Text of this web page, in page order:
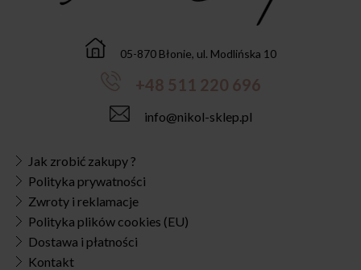
05-870 Błonie, ul. Modlińska 10
+48 511 220 696
info@nikol-sklep.pl
Jak zrobić zakupy ?
Polityka prywatności
Zwroty i reklamacje
Polityka plików cookies (EU)
Dostawa i płatności
Kontakt